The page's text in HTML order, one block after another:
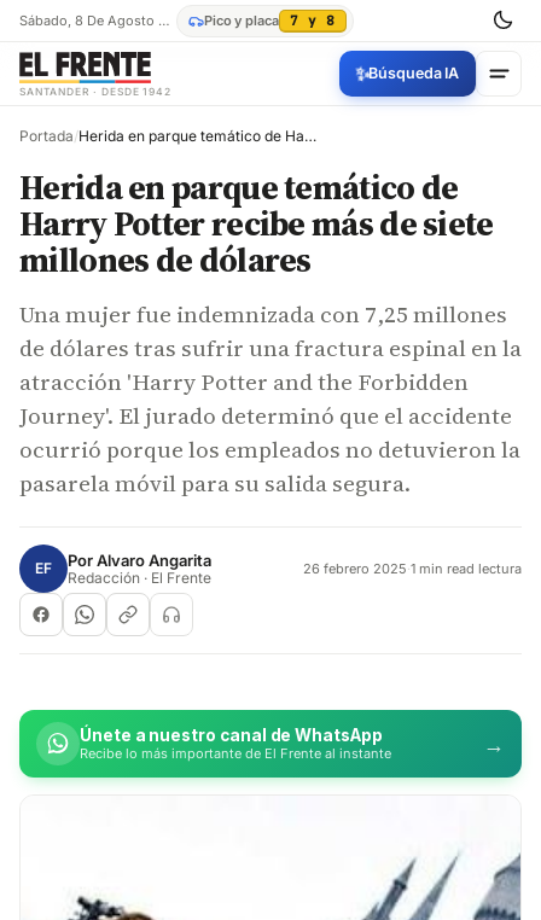
Sábado, 8 De Agosto De 2026 Pico y placa 7 y 8
SANTANDER · DESDE 1942
✨Búsqueda IA
Portada/ Herida en parque temático de Harry Potter recibe más de siete millones de dólares
Herida en parque temático de
Harry Potter recibe más de siete
millones de dólares
Una mujer fue indemnizada con 7,25 millones
de dólares tras sufrir una fractura espinal en la
atracción 'Harry Potter and the Forbidden
Journey'. El jurado determinó que el accidente
ocurrió porque los empleados no detuvieron la
pasarela móvil para su salida segura.
EF PorAlvaro Angarita
Redacción · El Frente 26 febrero 2025·1 min read lectura
Únete a nuestro canal de WhatsApp
Recibe lo más importante de El Frente al instante →